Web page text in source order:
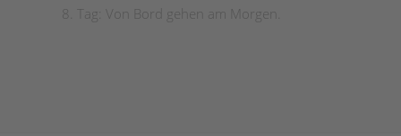
Tag: Von Bord gehen am Morgen.